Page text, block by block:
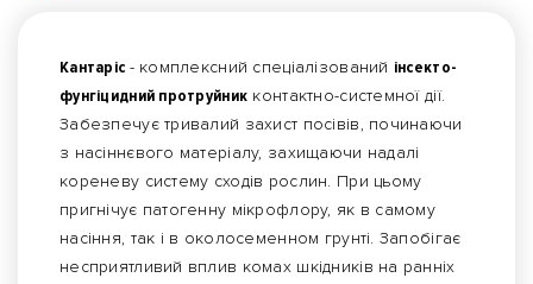
Кантаріс - комплексний спеціалізований інсекто-
фунгіцидний протруйник контактно-системної дії.
Забезпечує тривалий захист посівів, починаючи
з насіннєвого матеріалу, захищаючи надалі
кореневу систему сходів рослин. При цьому
пригнічує патогенну мікрофлору, як в самому
насіння, так і в околосеменном грунті. Запобігає
несприятливий вплив комах шкідників на ранніх